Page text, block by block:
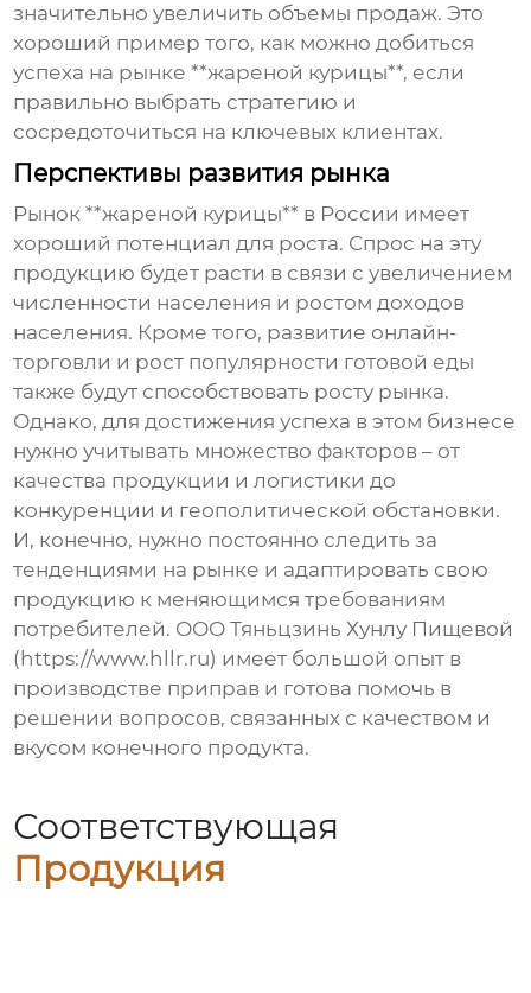
значительно увеличить объемы продаж. Это
хороший пример того, как можно добиться
успеха на рынке **жареной курицы**, если
правильно выбрать стратегию и
сосредоточиться на ключевых клиентах.
Перспективы развития рынка
Рынок **жареной курицы** в России имеет
хороший потенциал для роста. Спрос на эту
продукцию будет расти в связи с увеличением
численности населения и ростом доходов
населения. Кроме того, развитие онлайн-
торговли и рост популярности готовой еды
также будут способствовать росту рынка.
Однако, для достижения успеха в этом бизнесе
нужно учитывать множество факторов – от
качества продукции и логистики до
конкуренции и геополитической обстановки.
И, конечно, нужно постоянно следить за
тенденциями на рынке и адаптировать свою
продукцию к меняющимся требованиям
потребителей. ООО Тяньцзинь Хунлу Пищевой
(https://www.hllr.ru) имеет большой опыт в
производстве приправ и готова помочь в
решении вопросов, связанных с качеством и
вкусом конечного продукта.
Соответствующая
Продукция